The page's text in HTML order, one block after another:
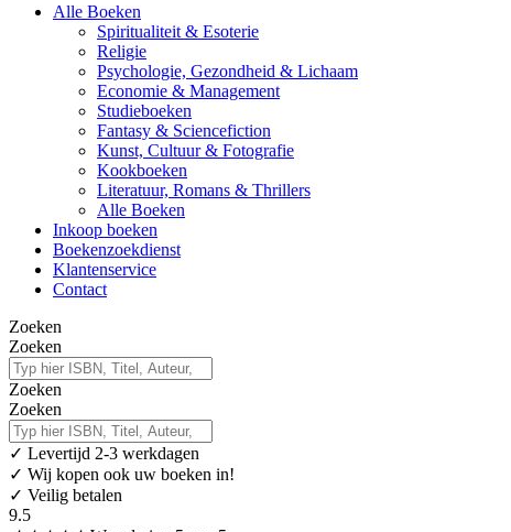
Alle Boeken
Spiritualiteit & Esoterie
Religie
Psychologie, Gezondheid & Lichaam
Economie & Management
Studieboeken
Fantasy & Sciencefiction
Kunst, Cultuur & Fotografie
Kookboeken
Literatuur, Romans & Thrillers
Alle Boeken
Inkoop boeken
Boekenzoekdienst
Klantenservice
Contact
Zoeken
Zoeken
Zoeken
Zoeken
✓ Levertijd 2-3 werkdagen
✓ Wij kopen ook uw boeken in!
✓ Veilig betalen
9.5